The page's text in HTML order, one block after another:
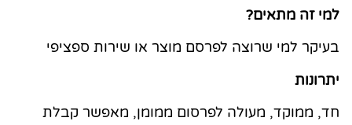
למי זה מתאים?
בעיקר למי שרוצה לפרסם מוצר או שירות ספציפי
יתרונות
חד, ממוקד, מעולה לפרסום ממומן, מאפשר קבלת